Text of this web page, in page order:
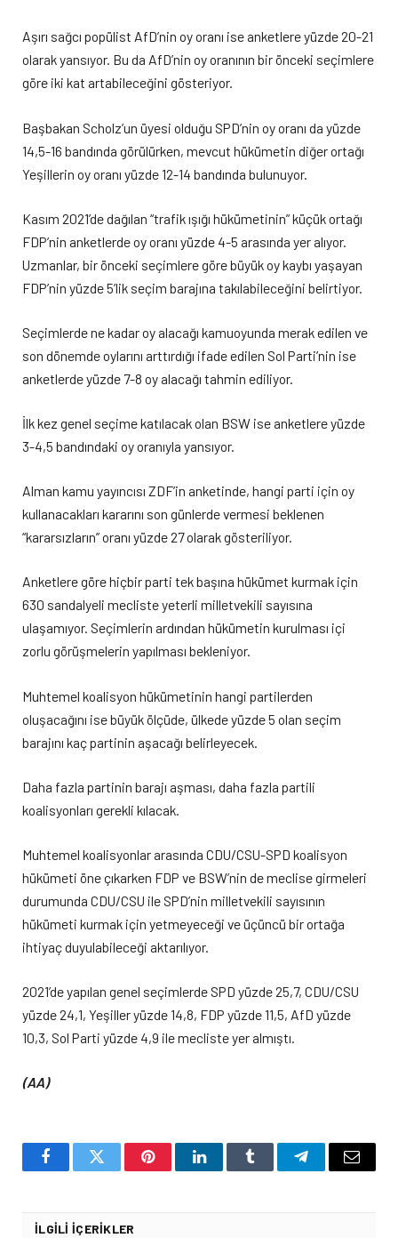
Aşırı sağcı popülist AfD’nin oy oranı ise anketlere yüzde 20-21
olarak yansıyor. Bu da AfD’nin oy oranının bir önceki seçimlere
göre iki kat artabileceğini gösteriyor.
Başbakan Scholz’un üyesi olduğu SPD’nin oy oranı da yüzde
14,5-16 bandında görülürken, mevcut hükümetin diğer ortağı
Yeşillerin oy oranı yüzde 12-14 bandında bulunuyor.
Kasım 2021’de dağılan “trafik ışığı hükümetinin” küçük ortağı
FDP’nin anketlerde oy oranı yüzde 4-5 arasında yer alıyor.
Uzmanlar, bir önceki seçimlere göre büyük oy kaybı yaşayan
FDP’nin yüzde 5’lik seçim barajına takılabileceğini belirtiyor.
Seçimlerde ne kadar oy alacağı kamuoyunda merak edilen ve
son dönemde oylarını arttırdığı ifade edilen Sol Parti’nin ise
anketlerde yüzde 7-8 oy alacağı tahmin ediliyor.
İlk kez genel seçime katılacak olan BSW ise anketlere yüzde
3-4,5 bandındaki oy oranıyla yansıyor.
Alman kamu yayıncısı ZDF’in anketinde, hangi parti için oy
kullanacakları kararını son günlerde vermesi beklenen
“kararsızların” oranı yüzde 27 olarak gösteriliyor.
Anketlere göre hiçbir parti tek başına hükümet kurmak için
630 sandalyeli mecliste yeterli milletvekili sayısına
ulaşamıyor. Seçimlerin ardından hükümetin kurulması içi
zorlu görüşmelerin yapılması bekleniyor.
Muhtemel koalisyon hükümetinin hangi partilerden
oluşacağını ise büyük ölçüde, ülkede yüzde 5 olan seçim
barajını kaç partinin aşacağı belirleyecek.
Daha fazla partinin barajı aşması, daha fazla partili
koalisyonları gerekli kılacak.
Muhtemel koalisyonlar arasında CDU/CSU-SPD koalisyon
hükümeti öne çıkarken FDP ve BSW’nin de meclise girmeleri
durumunda CDU/CSU ile SPD’nin milletvekili sayısının
hükümeti kurmak için yetmeyeceği ve üçüncü bir ortağa
ihtiyaç duyulabileceği aktarılıyor.
2021’de yapılan genel seçimlerde SPD yüzde 25,7, CDU/CSU
yüzde 24,1, Yeşiller yüzde 14,8, FDP yüzde 11,5, AfD yüzde
10,3, Sol Parti yüzde 4,9 ile mecliste yer almıştı.
(AA)
FacebookTwitter PinterestLinkedInTumblr TelegramEmail
İLGILI İÇERIKLER